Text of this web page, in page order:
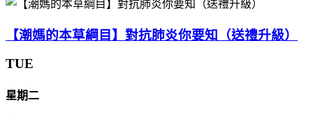
【潮媽的本草綱目】對抗肺炎你要知（送禮升級）
TUE
星期二